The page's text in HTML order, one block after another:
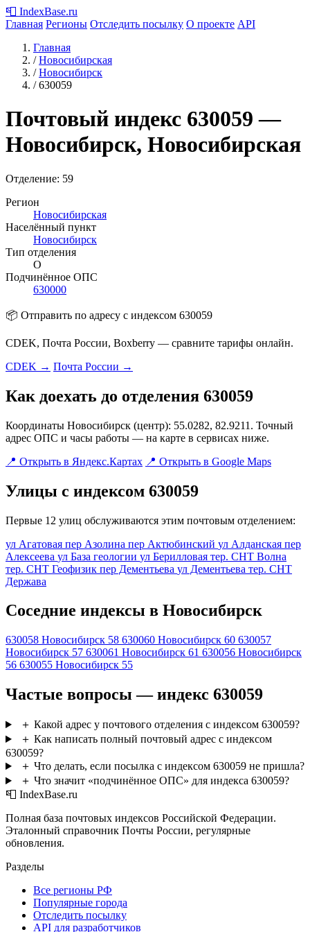
📮 IndexBase.ru
Главная Регионы Отследить посылку О проекте API
Главная
/ Новосибирская
/ Новосибирск
/ 630059
Почтовый индекс 630059 —
Новосибирск, Новосибирская
Отделение: 59
Регион
Новосибирская
Населённый пункт
Новосибирск
Тип отделения
О
Подчинённое ОПС
630000
📦 Отправить по адресу с индексом 630059
CDEK, Почта России, Boxberry — сравните тарифы онлайн.
CDEK → Почта России →
Как доехать до отделения 630059
Координаты Новосибирск (центр): 55.0282, 82.9211. Точный
адрес ОПС и часы работы — на карте в сервисах ниже.
📍 Открыть в Яндекс.Картах 📍 Открыть в Google Maps
Улицы с индексом 630059
Первые 12 улиц обслуживаются этим почтовым отделением:
ул Агатовая пер Азолина пер Актюбинский ул Алданская пер
Алексеева ул База геологии ул Берилловая тер. СНТ Волна
тер. СНТ Геофизик пер Дементьева ул Дементьева тер. СНТ
Держава
Соседние индексы в Новосибирск
630058 Новосибирск 58 630060 Новосибирск 60 630057
Новосибирск 57 630061 Новосибирск 61 630056 Новосибирск
56 630055 Новосибирск 55
Частые вопросы — индекс 630059
＋ Какой адрес у почтового отделения с индексом 630059?
＋ Как написать полный почтовый адрес с индексом
630059?
＋ Что делать, если посылка с индексом 630059 не пришла?
＋ Что значит «подчинённое ОПС» для индекса 630059?
📮 IndexBase.ru
Полная база почтовых индексов Российской Федерации.
Эталонный справочник Почты России, регулярные
обновления.
Разделы
Все регионы РФ
Популярные города
Отследить посылку
API для разработчиков